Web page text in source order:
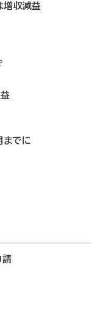
増収減益
までに
請